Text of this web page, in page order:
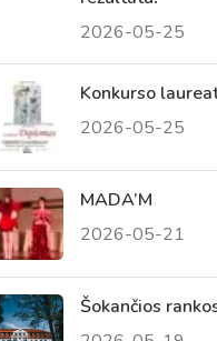
2026-05-25
Konkurso
2026-05-25
MADA’M
2026-05-21
Šokančios
Virtualus asistentas
Sveiki! Taip, aš esu virtualus.
dirbtinis intelektas suteikia
ne tik analizuoti Jūsų
tobulai atsimenu visą šioje